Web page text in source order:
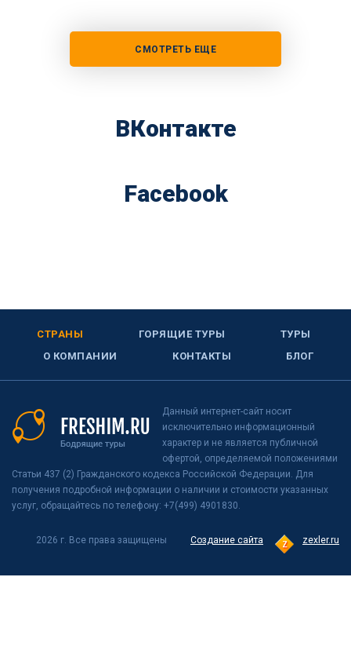
СМОТРЕТЬ ЕЩЕ
ВКонтакте
Facebook
СТРАНЫ ГОРЯЩИЕ ТУРЫ
ТУРЫ
О КОМПАНИИ
КОНТАКТЫ БЛОГ
Данный интернет-сайт носит
исключительно информационный
характер и не является публичной
офертой, определяемой положениями
Статьи 437 (2) Гражданского кодекса Российской Федерации. Для
получения подробной информации о наличии и стоимости указанных
услуг, обращайтесь по телефону: +7(499) 4901830.
Создание сайта zexler.ru
2026 г. Все права защищены